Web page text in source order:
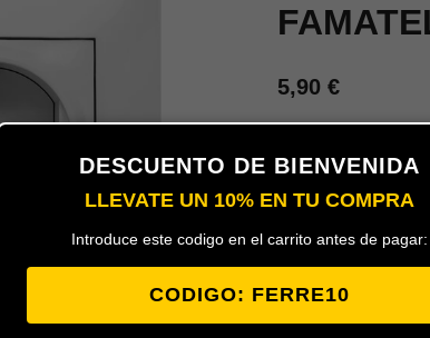
5,90 €
Base de empotrar
toma schuco de 16
universales y ajustable
DESCUENTO DE BIENVENIDA
LLEVATE UN 10% EN TU COMPRA
Introduce este codigo en el carrito antes de pagar:
CODIGO: FERRE10